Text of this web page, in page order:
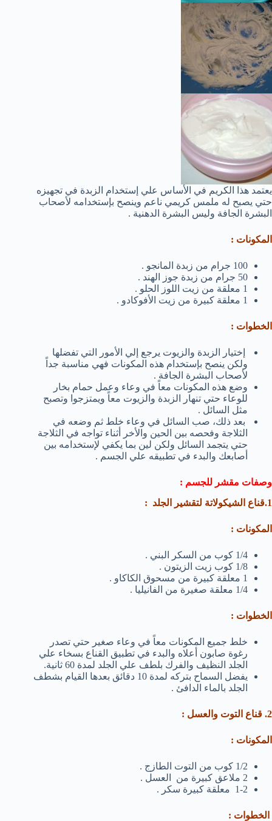
يعتمد هذا الكريم في الأساس علي إستخدام الزبدة في تجهيزه
حتي يصبح له ملمس كريمي ناعم وينصح بإستخدامه لأصحاب
البشرة الجافة وليس البشرة الدهنية .
المكونات :
100 جرام من زبدة المانجو .
50 جرام من زبدة جوز الهند .
1 معلقة من زيت اللوز الحلو .
1 معلقة كبيرة من زيت الأفوكادو .
الخطوات :
إختيار الزبدة والزيوت يرجع إلي الأمور التي تفضلها
ولكن ينصح بإستخدام هذه المكونات فهي مناسبة جداً
لأصحاب البشرة الجافة .
وضع هذه المكونات معاً في وعاء وعمل حمام بخار
للوعاء حتي تنهار الزبدة والزيوت معاً ويمتزجوا وتصبح
مثل السائل .
بعد ذلك، صب السائل في وعاء خلط ثم وضعه في
الثلاجة وفحصه بين الحين والأخر أثناء تواجه في الثلاجة
حتي يتجمد السائل ولكن لين بما يكفي لإستخدامه بين
أصابعك والبدء في تطبيقه علي الجسم .
وصفات مقشر للجسم :
1.قناع الشيكولاتة لتقشير الجلد :
المكونات :
1/4 كوب من السكر البني .
1/8 كوب زيت الزيتون .
1 معلقة كبيرة من مسحوق الكاكاو .
1/4 معلقة صغيرة من الفانيليا .
الخطوات :
خلط جميع المكونات معاً في وعاء صغير حتي تصدر
رغوة صابون أعلاه والبدء في تطبيق القناع بسخاء علي
الجلد النظيف والفرك بلطف علي الجلد لمدة 60 ثانية.
يفضل السماح بتركه لمدة 10 دقائق بعدها القيام بشطف
الجلد بالماء الدافئ .
2. قناع التوت والعسل :
المكونات :
1/2 كوب من التوت الطازج .
2 ملاعق كبيرة من العسل .
1-2 معلقة كبيرة سكر .
الخطوات :